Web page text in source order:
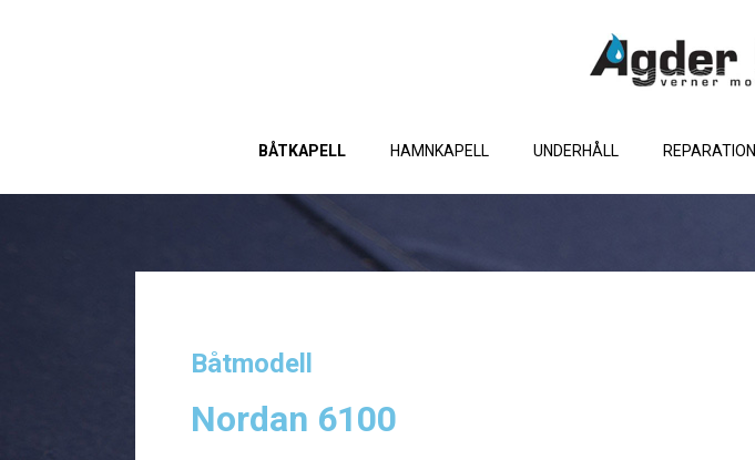
BÅTKAPELL HAMNKAPELL UNDERHÅLL REPARATION
Båtmodell
Nordan 6100